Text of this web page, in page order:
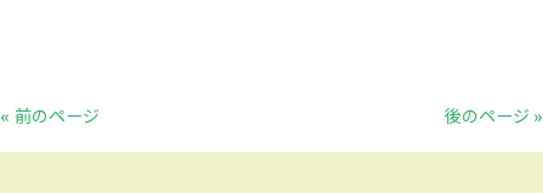
« 前のページ 後のページ »